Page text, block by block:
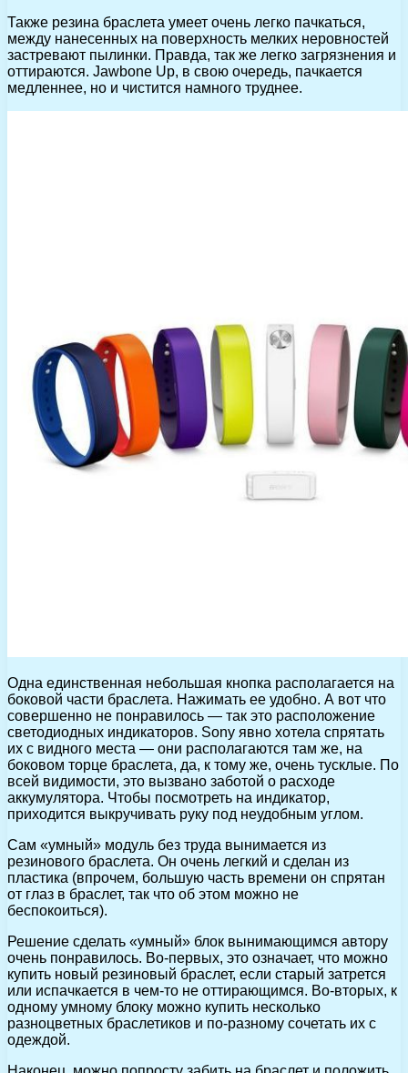
Также резина браслета умеет очень легко пачкаться,
между нанесенных на поверхность мелких неровностей
застревают пылинки. Правда, так же легко загрязнения и
оттираются. Jawbone Up, в свою очередь, пачкается
медленнее, но и чистится намного труднее.
Одна единственная небольшая кнопка располагается на
боковой части браслета. Нажимать ее удобно. А вот что
совершенно не понравилось — так это расположение
светодиодных индикаторов. Sony явно хотела спрятать
их с видного места — они располагаются там же, на
боковом торце браслета, да, к тому же, очень тусклые. По
всей видимости, это вызвано заботой о расходе
аккумулятора. Чтобы посмотреть на индикатор,
приходится выкручивать руку под неудобным углом.
Сам «умный» модуль без труда вынимается из
резинового браслета. Он очень легкий и сделан из
пластика (впрочем, большую часть времени он спрятан
от глаз в браслет, так что об этом можно не
беспокоиться).
Решение сделать «умный» блок вынимающимся автору
очень понравилось. Во-первых, это означает, что можно
купить новый резиновый браслет, если старый затрется
или испачкается в чем-то не оттирающимся. Во-вторых, к
одному умному блоку можно купить несколько
разноцветных браслетиков и по-разному сочетать их с
одеждой.